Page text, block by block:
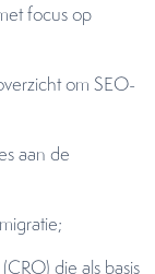
focus op
om SEO-
aan de
die als basis